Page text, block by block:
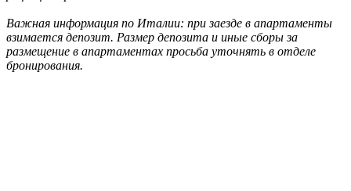
Важная информация по Италии: при заезде в апартаменты
взимается депозит. Размер депозита и иные сборы за
размещение в апартаментах просьба уточнять в отделе
бронирования.